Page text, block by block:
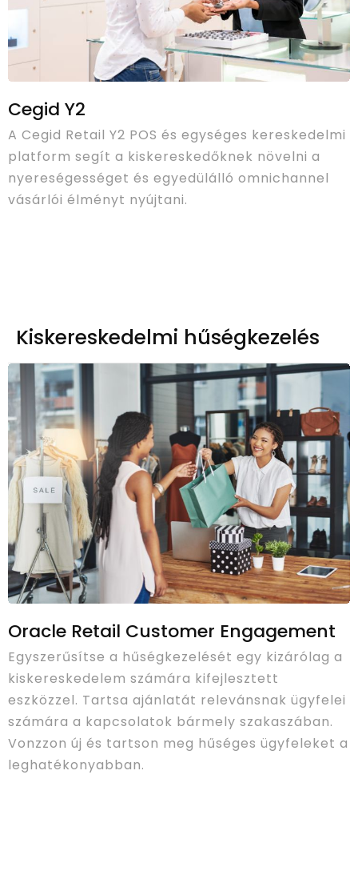
Cegid Y2
A Cegid Retail Y2 POS és egységes kereskedelmi
platform segít a kiskereskedőknek növelni a
nyereségességet és egyedülálló omnichannel
vásárlói élményt nyújtani.
Kiskereskedelmi hűségkezelés
Oracle Retail Customer Engagement
Egyszerűsítse a hűségkezelését egy kizárólag a
kiskereskedelem számára kifejlesztett
eszközzel. Tartsa ajánlatát relevánsnak ügyfelei
számára a kapcsolatok bármely szakaszában.
Vonzzon új és tartson meg hűséges ügyfeleket a
leghatékonyabban.